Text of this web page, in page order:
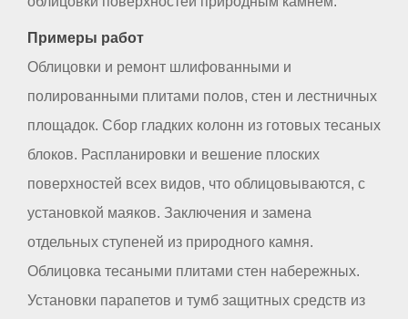
Примеры работ
Облицовки и ремонт шлифованными и
полированными плитами полов, стен и лестничных
площадок. Сбор гладких колонн из готовых тесаных
блоков. Распланировки и вешение плоских
поверхностей всех видов, что облицовываются, с
установкой маяков. Заключения и замена
отдельных ступеней из природного камня.
Облицовка тесаными плитами стен набережных.
Установки парапетов и тумб защитных средств из